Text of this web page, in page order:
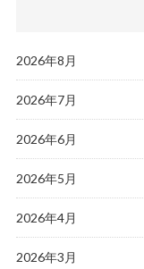
2026年8月
2026年7月
2026年6月
2026年5月
2026年4月
2026年3月